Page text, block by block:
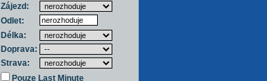
Zájezd:
Odlet:
Délka:
Doprava:
Strava:
Pouze Last Minute